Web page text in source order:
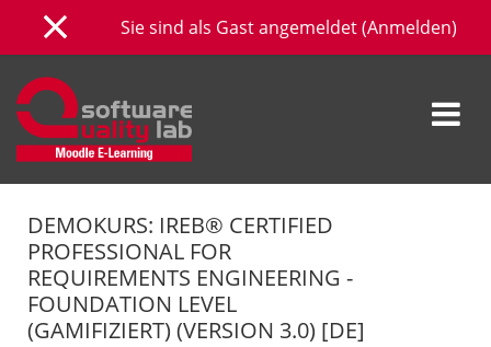
Zum Hauptinhalt
Website-ÜbersichtSie sind als Gast angemeldet (Anmelden)
DEMOKURS: IREB® CERTIFIED
PROFESSIONAL FOR
REQUIREMENTS ENGINEERING -
FOUNDATION LEVEL
(GAMIFIZIERT) (VERSION 3.0) [DE]